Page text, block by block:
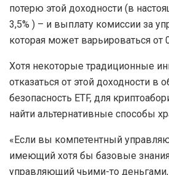
потерю этой доходности (в
3,5% ) – и выплату комиссии за
которая может варьироваться от
Хотя некоторые традиционные
отказаться от этой доходности в
безопасность ETF, для
найти альтернативные способы
«Если вы компетентный
имеющий хотя бы базовые
управляющий чьими-то